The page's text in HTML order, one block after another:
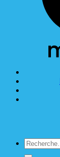
pour :